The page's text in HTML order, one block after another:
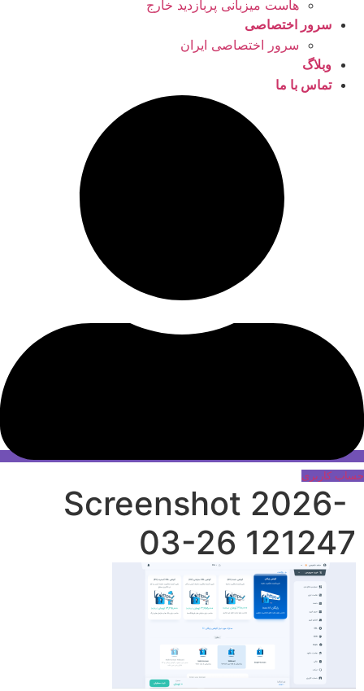
هاست میزبانی پربازدید خارج
سرور اختصاصی
سرور اختصاصی ایران
وبلاگ
تماس با ما
حساب کاربری
Screenshot 2026-
03-26 121247